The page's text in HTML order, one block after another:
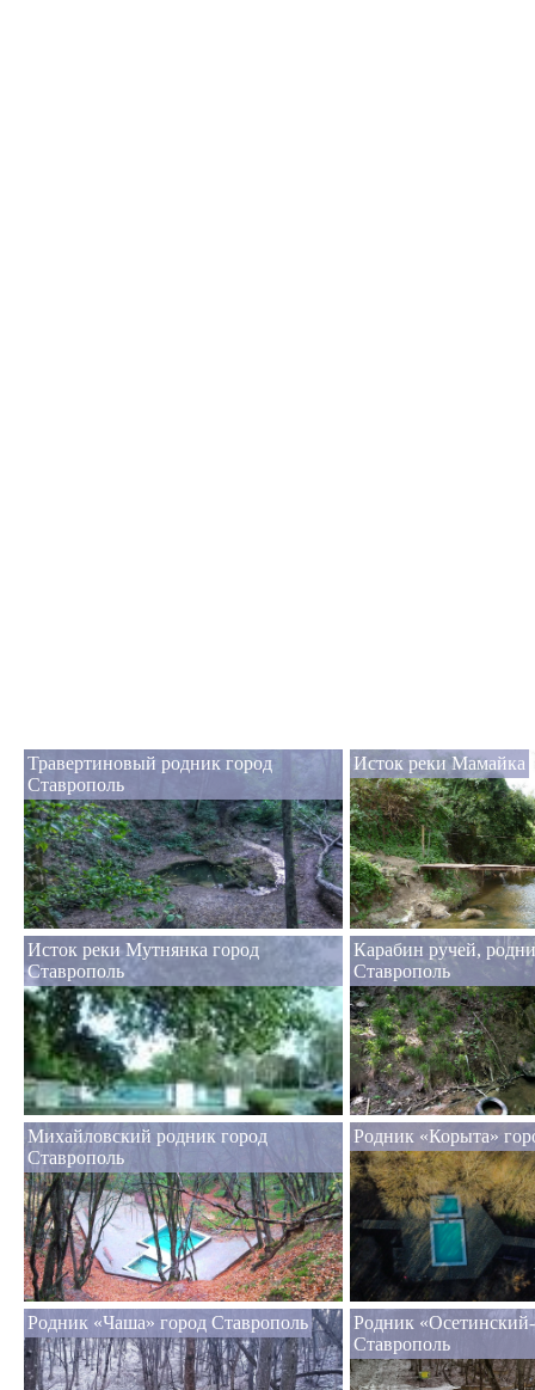
Травертиновый родник город
Ставрополь
Исток реки Мамайка
Исток реки Мутнянка город
Ставрополь
Карабин ручей,
Ставрополь
Михайловский родник город
Ставрополь
Родник «Корыта»
Родник «Чаша» город Ставрополь
Родник
Ставрополь